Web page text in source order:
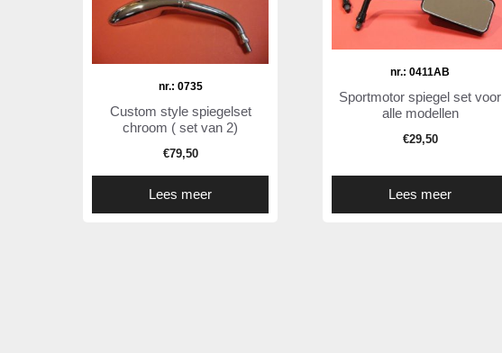
nr.: 0735
Custom style spiegelset
chroom ( set van 2)
€79,50
Lees meer
nr.: 0411AB
Sportmotor spiegel set voor
alle modellen
€29,50
Lees meer